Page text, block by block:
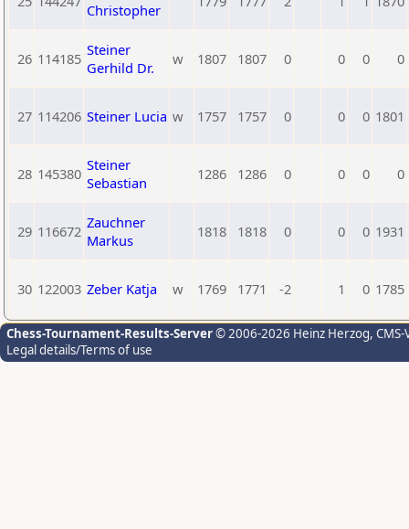
Christopher
26 114185 Steiner
Gerhild Dr.
w 1807 1807 0 0 0 0
27 114206 Steiner Lucia w 1757 1757 0 0 0 1801
28 145380 Steiner
Sebastian
1286 1286 0 0 0 0
29 116672 Zauchner
Markus
1818 1818 0 0 0 1931
30 122003 Zeber Katja w 1769 1771 -2 1 0 1785
Chess-Tournament-Results-Server© 2006-2026 Heinz Herzog,
Legal details/Terms of use